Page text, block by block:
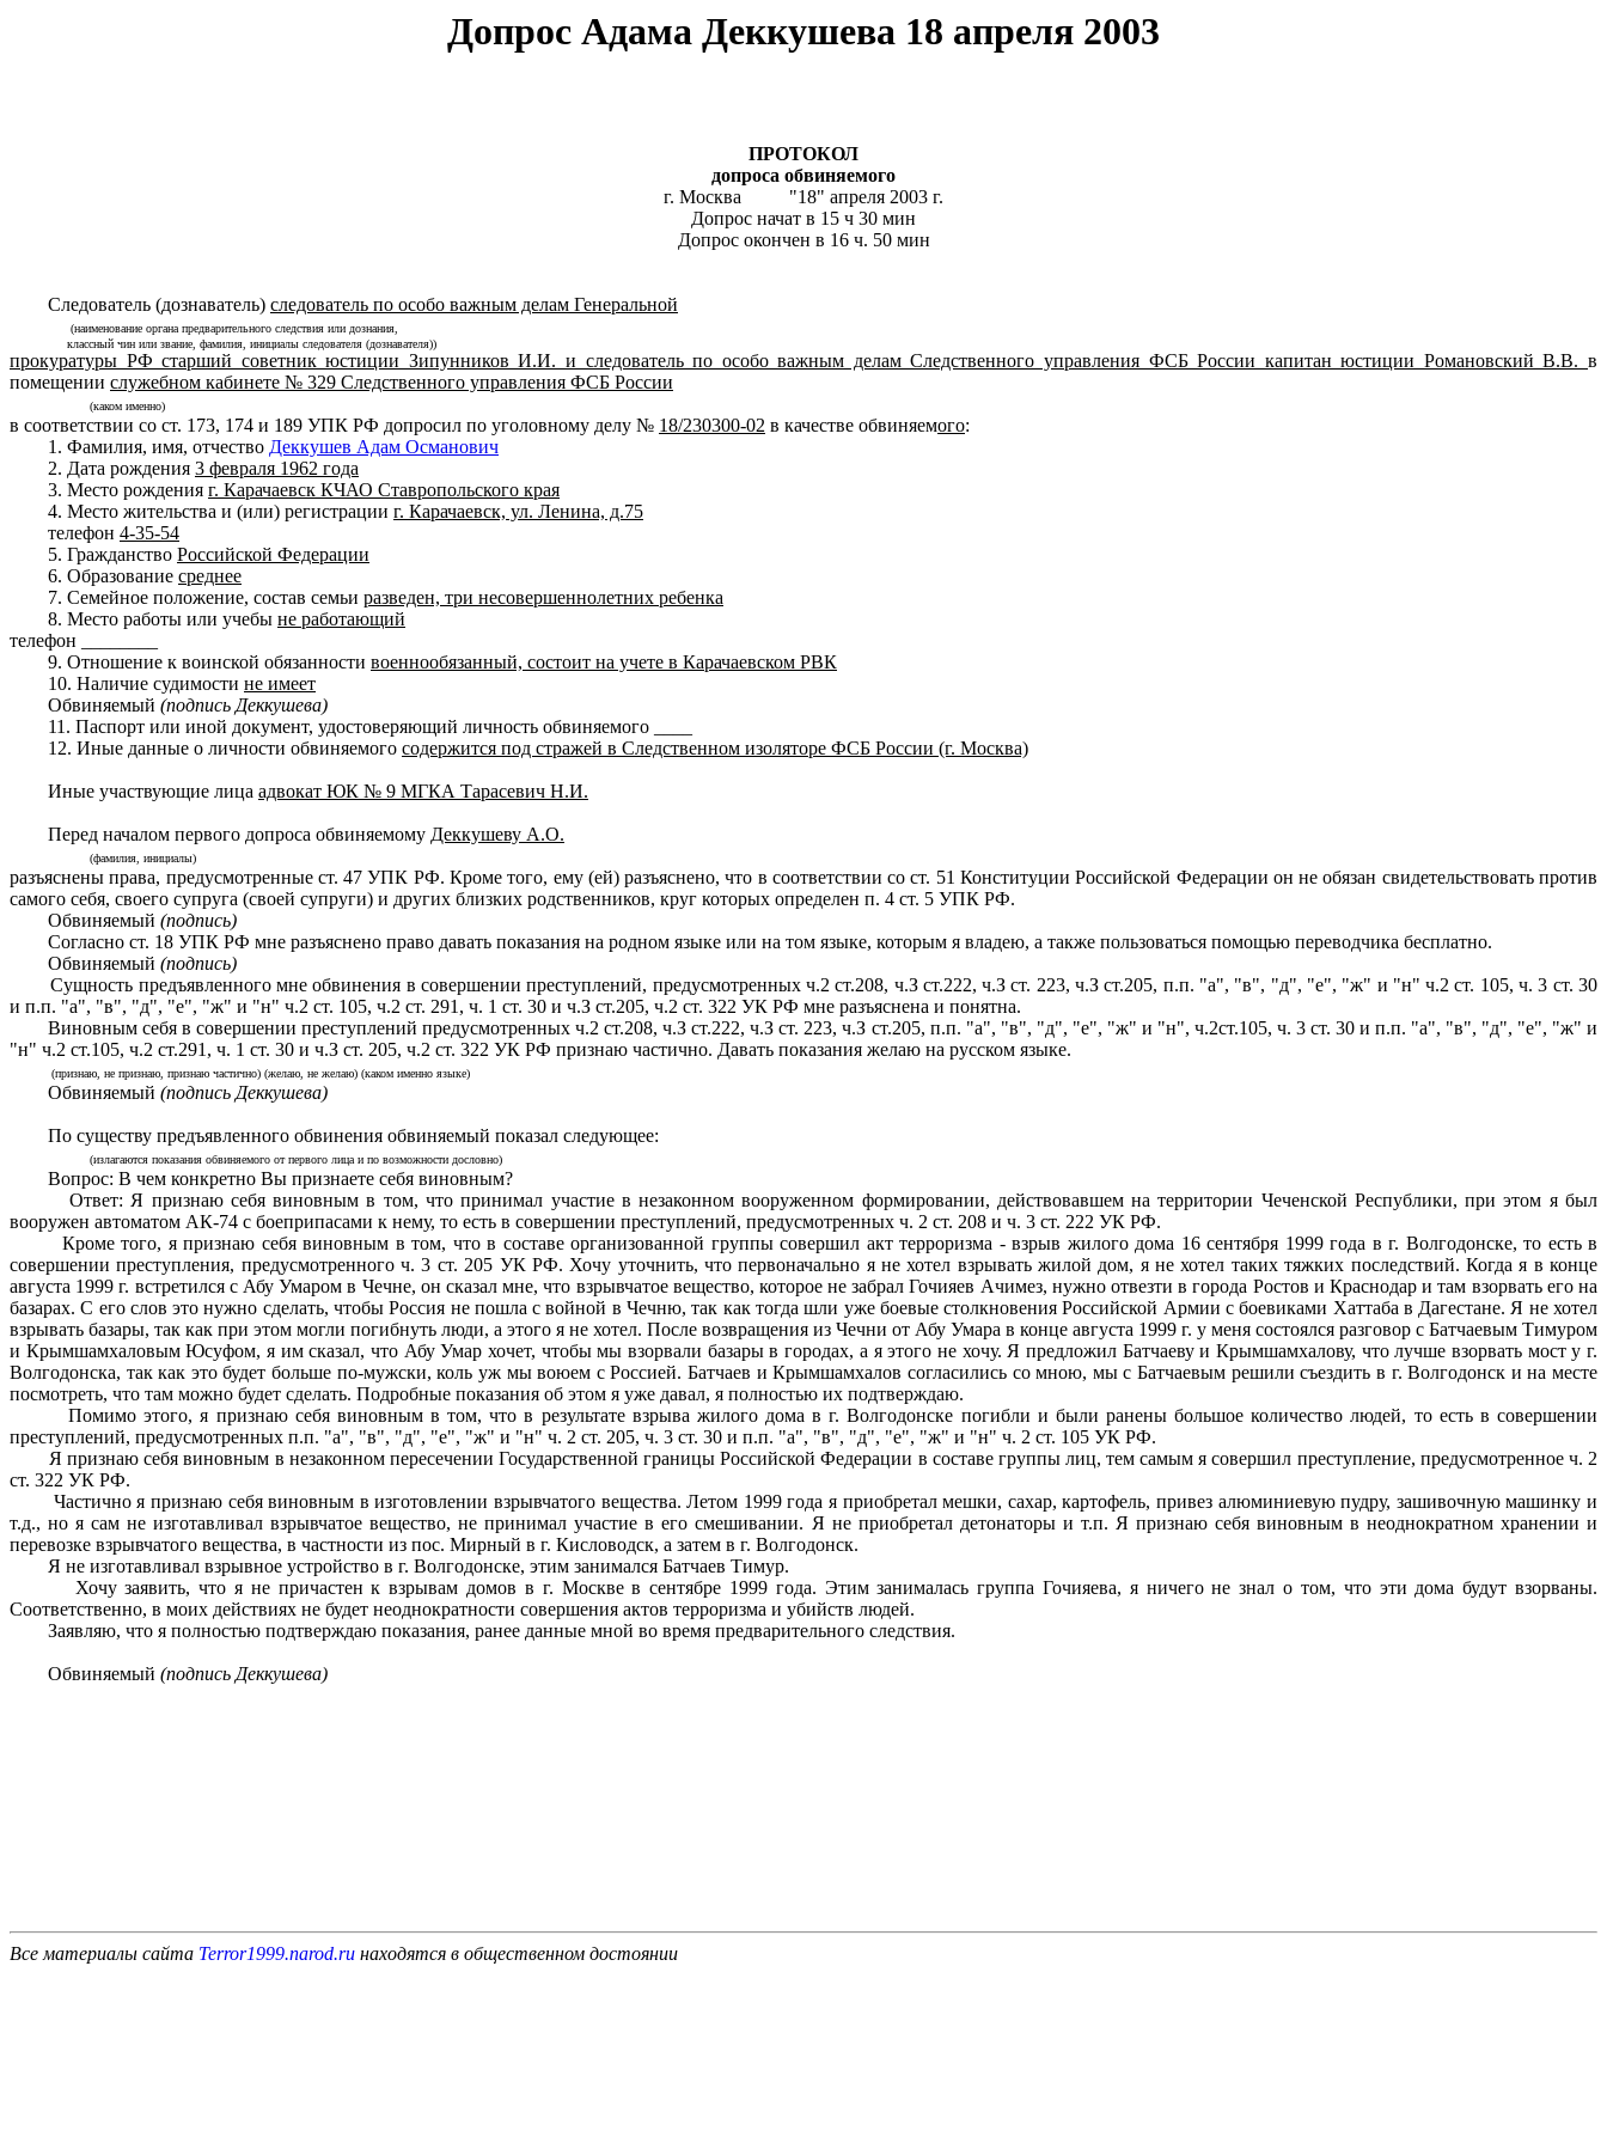
Допрос Адама Деккушева 18 апреля 2003
ПРОТОКОЛ
допроса обвиняемого
г. Москва "18" апреля 2003 г.
Допрос начат в 15 ч 30 мин
Допрос окончен в 16 ч. 50 мин
Следователь (дознаватель) следователь по особо важным делам Генеральной
(наименование органа предварительного следствия или дознания,
классный чин или звание, фамилия, инициалы следователя (дознавателя))
прокуратуры РФ старший советник юстиции Зипунников И.И. и следователь по особо важным делам Следственного управления ФСБ России капитан юстиции Романовский В.В. в
помещении служебном кабинете № 329 Следственного управления ФСБ России
(каком именно)
в соответствии со ст. 173, 174 и 189 УПК РФ допросил по уголовному делу № 18/230300-02 в качестве обвиняемого:
1. Фамилия, имя, отчество Деккушев Адам Османович
2. Дата рождения 3 февраля 1962 года
3. Место рождения г. Карачаевск КЧАО Ставропольского края
4. Место жительства и (или) регистрации г. Карачаевск, ул. Ленина, д.75
телефон 4-35-54
5. Гражданство Российской Федерации
6. Образование среднее
7. Семейное положение, состав семьи разведен, три несовершеннолетних ребенка
8. Место работы или учебы не работающий
телефон ________
9. Отношение к воинской обязанности военнообязанный, состоит на учете в Карачаевском РВК
10. Наличие судимости не имеет
Обвиняемый (подпись Деккушева)
11. Паспорт или иной документ, удостоверяющий личность обвиняемого ____
12. Иные данные о личности обвиняемого содержится под стражей в Следственном изоляторе ФСБ России (г. Москва)
Иные участвующие лица адвокат ЮК № 9 МГКА Тарасевич Н.И.
Перед началом первого допроса обвиняемому Деккушеву А.О.
(фамилия, инициалы)
разъяснены права, предусмотренные ст. 47 УПК РФ. Кроме того, ему (ей) разъяснено, что в соответствии со ст. 51 Конституции Российской Федерации он не обязан свидетельствовать против
самого себя, своего супруга (своей супруги) и других близких родственников, круг которых определен п. 4 ст. 5 УПК РФ.
Обвиняемый (подпись)
Согласно ст. 18 УПК РФ мне разъяснено право давать показания на родном языке или на том языке, которым я владею, а также пользоваться помощью переводчика бесплатно.
Обвиняемый (подпись)
Сущность предъявленного мне обвинения в совершении преступлений, предусмотренных ч.2 ст.208, ч.З ст.222, ч.З ст. 223, ч.З ст.205, п.п. "а", "в", "д", "е", "ж" и "н" ч.2 ст. 105, ч. 3 ст. 30
и п.п. "а", "в", "д", "е", "ж" и "н" ч.2 ст. 105, ч.2 ст. 291, ч. 1 ст. 30 и ч.З ст.205, ч.2 ст. 322 УК РФ мне разъяснена и понятна.
Виновным себя в совершении преступлений предусмотренных ч.2 ст.208, ч.З ст.222, ч.З ст. 223, ч.З ст.205, п.п. "а", "в", "д", "е", "ж" и "н", ч.2ст.105, ч. 3 ст. 30 и п.п. "а", "в", "д", "е", "ж" и
"н" ч.2 ст.105, ч.2 ст.291, ч. 1 ст. 30 и ч.З ст. 205, ч.2 ст. 322 УК РФ признаю частично. Давать показания желаю на русском языке.
(признаю, не признаю, признаю частично) (желаю, не желаю) (каком именно языке)
Обвиняемый (подпись Деккушева)
По существу предъявленного обвинения обвиняемый показал следующее:
(излагаются показания обвиняемого от первого лица и по возможности дословно)
Вопрос: В чем конкретно Вы признаете себя виновным?
Ответ: Я признаю себя виновным в том, что принимал участие в незаконном вооруженном формировании, действовавшем на территории Чеченской Республики, при этом я был
вооружен автоматом АК-74 с боеприпасами к нему, то есть в совершении преступлений, предусмотренных ч. 2 ст. 208 и ч. 3 ст. 222 УК РФ.
Кроме того, я признаю себя виновным в том, что в составе организованной группы совершил акт терроризма - взрыв жилого дома 16 сентября 1999 года в г. Волгодонске, то есть в
совершении преступления, предусмотренного ч. 3 ст. 205 УК РФ. Хочу уточнить, что первоначально я не хотел взрывать жилой дом, я не хотел таких тяжких последствий. Когда я в конце
августа 1999 г. встретился с Абу Умаром в Чечне, он сказал мне, что взрывчатое вещество, которое не забрал Гочияев Ачимез, нужно отвезти в города Ростов и Краснодар и там взорвать его на
базарах. С его слов это нужно сделать, чтобы Россия не пошла с войной в Чечню, так как тогда шли уже боевые столкновения Российской Армии с боевиками Хаттаба в Дагестане. Я не хотел
взрывать базары, так как при этом могли погибнуть люди, а этого я не хотел. После возвращения из Чечни от Абу Умара в конце августа 1999 г. у меня состоялся разговор с Батчаевым Тимуром
и Крымшамхаловым Юсуфом, я им сказал, что Абу Умар хочет, чтобы мы взорвали базары в городах, а я этого не хочу. Я предложил Батчаеву и Крымшамхалову, что лучше взорвать мост у г.
Волгодонска, так как это будет больше по-мужски, коль уж мы воюем с Россией. Батчаев и Крымшамхалов согласились со мною, мы с Батчаевым решили съездить в г. Волгодонск и на месте
посмотреть, что там можно будет сделать. Подробные показания об этом я уже давал, я полностью их подтверждаю.
Помимо этого, я признаю себя виновным в том, что в результате взрыва жилого дома в г. Волгодонске погибли и были ранены большое количество людей, то есть в совершении
преступлений, предусмотренных п.п. "а", "в", "д", "е", "ж" и "н" ч. 2 ст. 205, ч. 3 ст. 30 и п.п. "а", "в", "д", "е", "ж" и "н" ч. 2 ст. 105 УК РФ.
Я признаю себя виновным в незаконном пересечении Государственной границы Российской Федерации в составе группы лиц, тем самым я совершил преступление, предусмотренное ч. 2
ст. 322 УК РФ.
Частично я признаю себя виновным в изготовлении взрывчатого вещества. Летом 1999 года я приобретал мешки, сахар, картофель, привез алюминиевую пудру, зашивочную машинку и
т.д., но я сам не изготавливал взрывчатое вещество, не принимал участие в его смешивании. Я не приобретал детонаторы и т.п. Я признаю себя виновным в неоднократном хранении и
перевозке взрывчатого вещества, в частности из пос. Мирный в г. Кисловодск, а затем в г. Волгодонск.
Я не изготавливал взрывное устройство в г. Волгодонске, этим занимался Батчаев Тимур.
Хочу заявить, что я не причастен к взрывам домов в г. Москве в сентябре 1999 года. Этим занималась группа Гочияева, я ничего не знал о том, что эти дома будут взорваны.
Соответственно, в моих действиях не будет неоднократности совершения актов терроризма и убийств людей.
Заявляю, что я полностью подтверждаю показания, ранее данные мной во время предварительного следствия.
Обвиняемый (подпись Деккушева)
Все материалы сайта Terror1999.narod.ru находятся в общественном достоянии